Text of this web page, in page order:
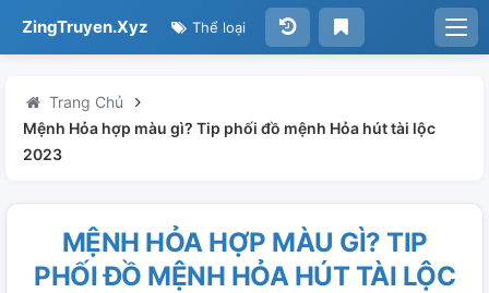
ZingTruyen.Xyz Thể loại
Trang Chủ
Mệnh Hỏa hợp màu gì? Tip phối đồ mệnh Hỏa hút tài lộc
2023
MỆNH HỎA HỢP MÀU GÌ? TIP
PHỐI ĐỒ MỆNH HỎA HÚT TÀI LỘC